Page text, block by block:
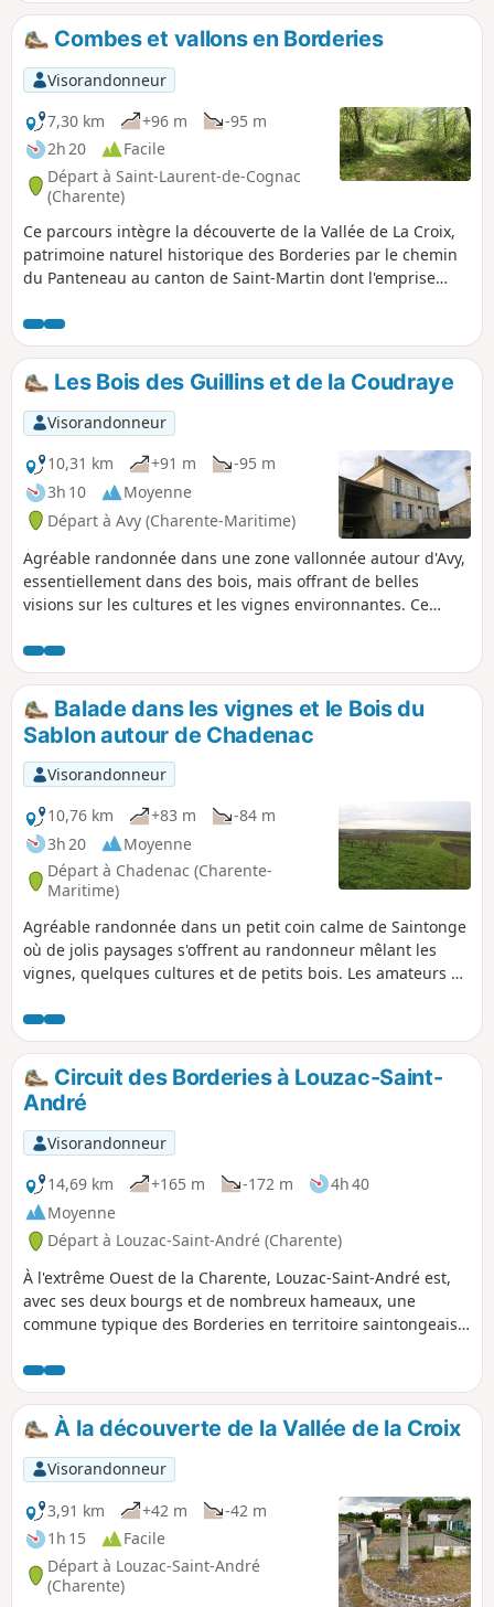
Combes et vallons en Borderies
Visorandonneur
7,30 km
+96 m
-95 m
2h 20
Facile
Départ à Saint-Laurent-de-Cognac
(Charente)
Ce parcours intègre la découverte de la Vallée de La Croix,
patrimoine naturel historique des Borderies par le chemin
du Panteneau au canton de Saint-Martin dont l'emprise
communes de Saint-Laurent-de-Cognac et Louzac-Saint-
André
Les Bois des Guillins et de la Coudraye
Visorandonneur
10,31 km
+91 m
-95 m
3h 10
Moyenne
Départ à Avy (Charente-Maritime)
Agréable randonnée dans une zone vallonnée autour d'Avy,
essentiellement dans des bois, mais offrant de belles
visions sur les cultures et les vignes environnantes. Ce
nature et permet de découvrir également quelques beaux
exemples du bâti de Saintonge.
Balade dans les vignes et le Bois du
Sablon autour de Chadenac
Visorandonneur
10,76 km
+83 m
-84 m
3h 20
Moyenne
Départ à Chadenac (Charente-
Maritime)
Agréable randonnée dans un petit coin calme de Saintonge
où de jolis paysages s'offrent au randonneur mêlant les
vignes, quelques cultures et de petits bois. Les amateurs de
léger vallonnement de ce secteur.
Circuit des Borderies à Louzac-Saint-
André
Visorandonneur
14,69 km
+165 m -172 m
4h 40
Moyenne
Départ à Louzac-Saint-André (Charente)
À l'extrême Ouest de la Charente, Louzac-Saint-André est,
avec ses deux bourgs et de nombreux hameaux, une
commune typique des Borderies en territoire saintongeais.
boisés et de champs de vignes. De vallons en collines, outre
de belles perspectives sur les églises romanes de Saint-
Martin de Louzac et de Saint-André, le promeneur
découvrira deux paysages naturels remarquables, la Vallée
du Ri Bellot et la Vallée de La Croix.
À la découverte de la Vallée de la Croix
Visorandonneur
3,91 km
+42 m
-42 m
1h 15
Facile
Départ à Louzac-Saint-André
(Charente)